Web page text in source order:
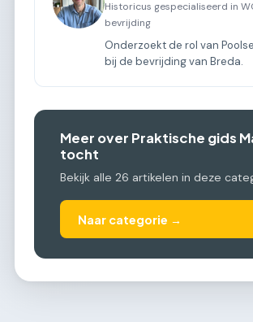
Historicus gespecialiseerd in
bevrijding
Onderzoekt de rol van
bij de bevrijding van Breda.
Meer over Praktische gids
tocht
Bekijk alle 26 artikelen in deze
Naar categorie →